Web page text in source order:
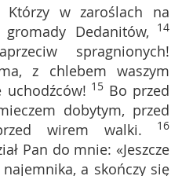
Którzy w zaroślach na
Dedanitów, 14
spragnionych!
z chlebem waszym
uchodźców! 15 Bo przed
dobytym, przed
wirem walki. 16
Pan do mnie: «Jeszcze
a skończy się